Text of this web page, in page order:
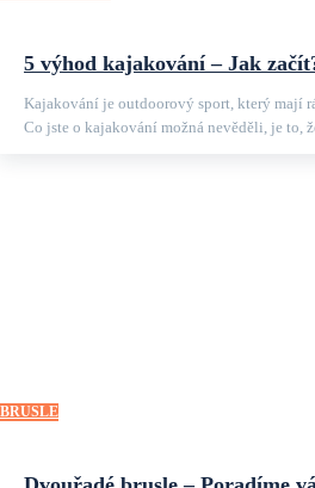
5 výhod kajakování – Jak
Kajakování je outdoorový sport, který mají
Co jste o kajakování možná nevěděli, je to,
BRUSLE